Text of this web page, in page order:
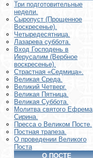
Три подготовительные
недели.
Сыропуст (Прощенное
Воскресенье).
Четыредесятница.
Лазарева суббота.
Вход Господень в
Иерусалим (Вербное
воскресенье).
Страстная «Седмица».
Великая Среда.
Великий Четверг.
Великая Пятница.
Великая Суббота.
Молитва святого Ефрема
Сирина.
Пресса о Великом Посте.
Постная трапеза.
О проведении Великого
Поста
О ПОСТЕ